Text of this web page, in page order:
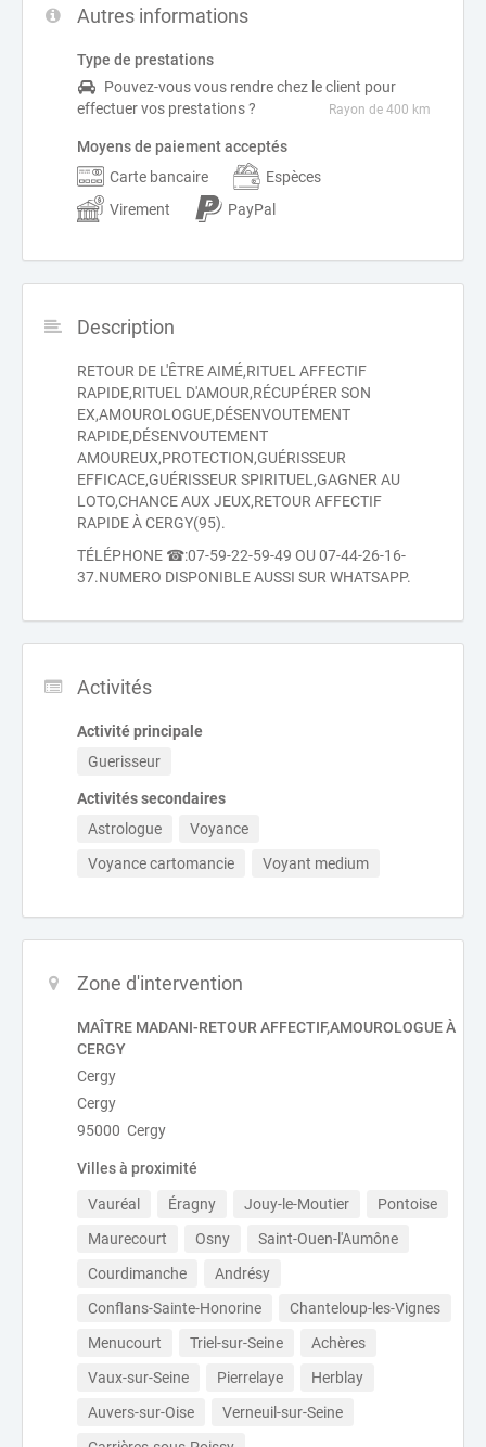
Autres informations
Type de prestations
Pouvez-vous vous rendre chez le client pour
effectuer vos prestations ?
Rayon de 400 km
Moyens de paiement acceptés
Carte bancaire
Espèces
Virement
PayPal
Description
RETOUR DE L'ÊTRE AIMÉ,RITUEL AFFECTIF
RAPIDE,RITUEL D'AMOUR,RÉCUPÉRER SON
EX,AMOUROLOGUE,DÉSENVOUTEMENT
RAPIDE,DÉSENVOUTEMENT
AMOUREUX,PROTECTION,GUÉRISSEUR
EFFICACE,GUÉRISSEUR SPIRITUEL,GAGNER AU
LOTO,CHANCE AUX JEUX,RETOUR AFFECTIF
RAPIDE À CERGY(95).
TÉLÉPHONE ☎:07-59-22-59-49 OU 07-44-26-16-
37.NUMERO DISPONIBLE AUSSI SUR WHATSAPP.
Activités
Activité principale
Guerisseur
Activités secondaires
Astrologue
Voyance
Voyance cartomancie
Voyant medium
Zone d'intervention
MAÎTRE MADANI-RETOUR AFFECTIF,AMOUROLOGUE À
CERGY
Cergy
Cergy
95000 Cergy
Villes à proximité
Vauréal Éragny Jouy-le-Moutier
Pontoise
Maurecourt
Osny
Saint-Ouen-l'Aumône
Courdimanche
Andrésy
Conflans-Sainte-Honorine
Chanteloup-les-Vignes
Menucourt
Triel-sur-Seine
Achères
Vaux-sur-Seine
Pierrelaye
Herblay
Auvers-sur-Oise
Verneuil-sur-Seine